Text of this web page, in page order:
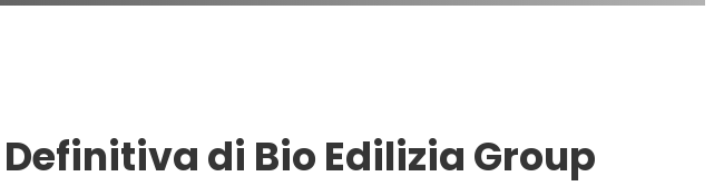
di Bio Edilizia Group